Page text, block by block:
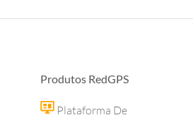
Produtos RedGPS
Plataforma De